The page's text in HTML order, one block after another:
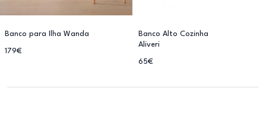
Banco para Ilha Wanda
179€
Banco Alto Cozinha
Aliveri
65€